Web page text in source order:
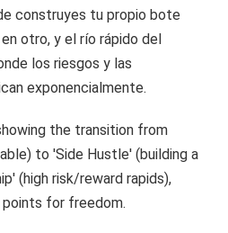
construyes tu propio bote
otro, y el río rápido del
los riesgos y las
exponencialmente.